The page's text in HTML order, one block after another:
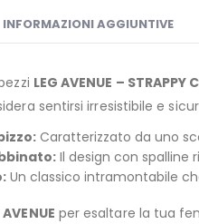
INFORMAZIONI AGGIUNTIVE
LEG AVENUE – STRAPPY
sentirsi irresistibile e
Caratterizzato da uno
Il design con
Un classico intramontabile
AVENUE per esaltare la tua